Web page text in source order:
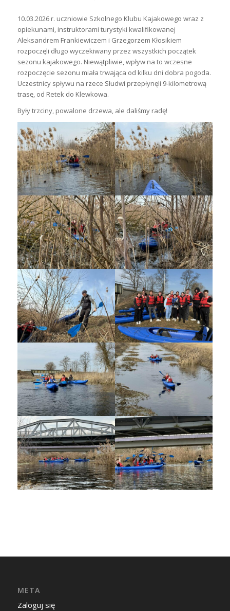
10.03.2026 r. uczniowie Szkolnego Klubu Kajakowego wraz z
opiekunami, instruktorami turystyki kwalifikowanej
Aleksandrem Frankiewiczem i Grzegorzem Kłosikiem
rozpoczęli długo wyczekiwany przez wszystkich początek
sezonu kajakowego. Niewątpliwie, wpływ na to wczesne
rozpoczęcie sezonu miała trwająca od kilku dni dobra pogoda.
Uczestnicy spływu na rzece Słudwi przepłynęli 9-kilometrową
trasę, od Retek do Klewkowa.
Były trzciny, powalone drzewa, ale daliśmy radę!
META
Zaloguj się